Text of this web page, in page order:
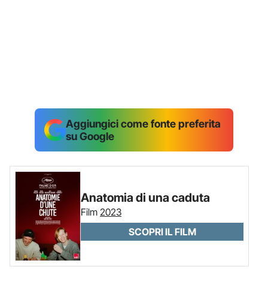
Aggiungici come fonte preferita
su Google
Anatomia di una caduta
Film 2023
SCOPRI IL FILM